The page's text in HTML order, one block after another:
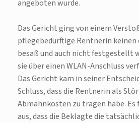
angeboten wurde.
Das Gericht ging von einem
pflegebedürftige Rentnerin
besaß und auch nicht festgestellt
sie über einen WLAN-Anschluss
Das Gericht kam in seiner
Schluss, dass die Rentnerin als
Abmahnkosten zu tragen habe.
aus, dass die Beklagte die